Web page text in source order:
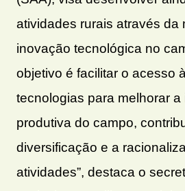
atividades rurais através da
inovação tecnológica no
objetivo é facilitar o acesso
tecnologias para melhorar a
produtiva do campo,
diversificação e a
atividades”, destaca o